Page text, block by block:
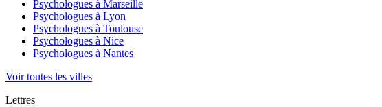
Psychologues à Marseille
Psychologues à Lyon
Psychologues à Toulouse
Psychologues à Nice
Psychologues à Nantes
Voir toutes les villes
Lettres